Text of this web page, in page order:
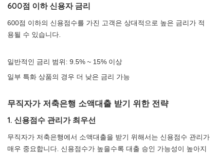
600점 이하 신용자 금리
600점 이하의 신용점수를 가진 고객은 상대적으로 높은 금리가 적
용될 수 있습니다.
일반적인 금리 범위: 9.5% ~ 15% 이상
일부 특화 상품의 경우 더 낮은 금리 가능
무직자가 저축은행 소액대출 받기 위한 전략
1. 신용점수 관리가 최우선
무직자가 저축은행에서 소액대출을 받기 위해서는 신용점수 관리가
매우 중요합니다. 신용점수가 높을수록 대출 승인 가능성이 높아지